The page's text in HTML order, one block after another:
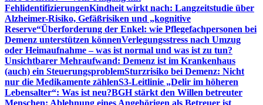
FehlidentifizierungenKindheit wirkt nach: Langzeitstudie über
Alzheimer-Risiko, Gefäßrisiken und „kognitive
Reserve“Überforderung der Enkel: wie Pflegefachpersonen bei
Demenz unterstützen könnenVerlegungsstress nach Umzug
oder Heimaufnahme – was ist normal und was ist zu tun?
Unsichtbarer Mehraufwand: Demenz ist im Krankenhaus
(auch) ein SteuerungsproblemSturzrisiko bei Demenz: Nicht
nur die Medikamente zählenS3-Leitlinie „Delir im höheren
Lebensalter“: Was ist neu?BGH stärkt den Willen betreuter